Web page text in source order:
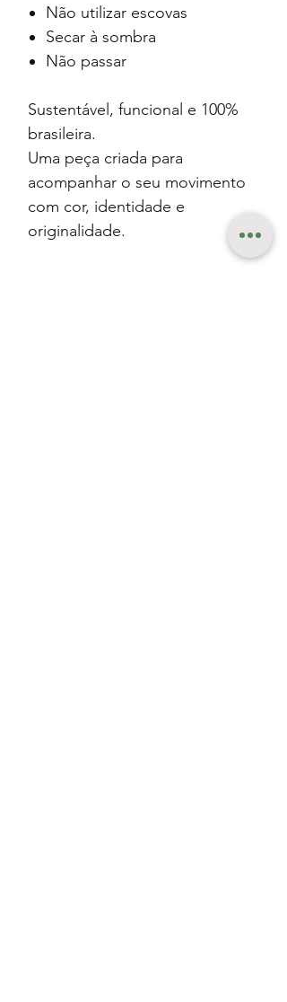
Não utilizar escovas
Secar à sombra
Não passar
Sustentável, funcional e 100%
brasileira.
Uma peça criada para
acompanhar o seu movimento
com cor, identidade e
originalidade.